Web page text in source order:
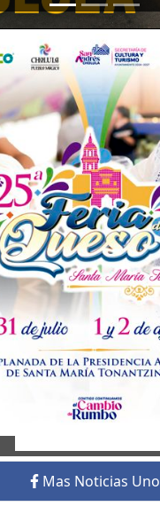
Mas Noticias Uno